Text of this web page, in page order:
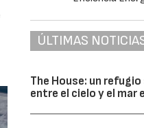
ÚLTIMAS
The House: un
entre el cielo y el mar